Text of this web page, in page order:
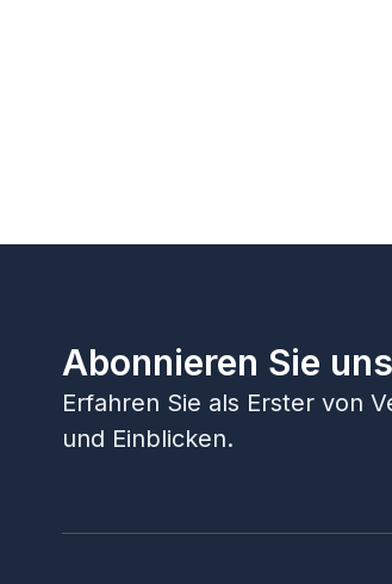
Abonnieren Sie
Erfahren Sie als Erster von
und Einblicken.